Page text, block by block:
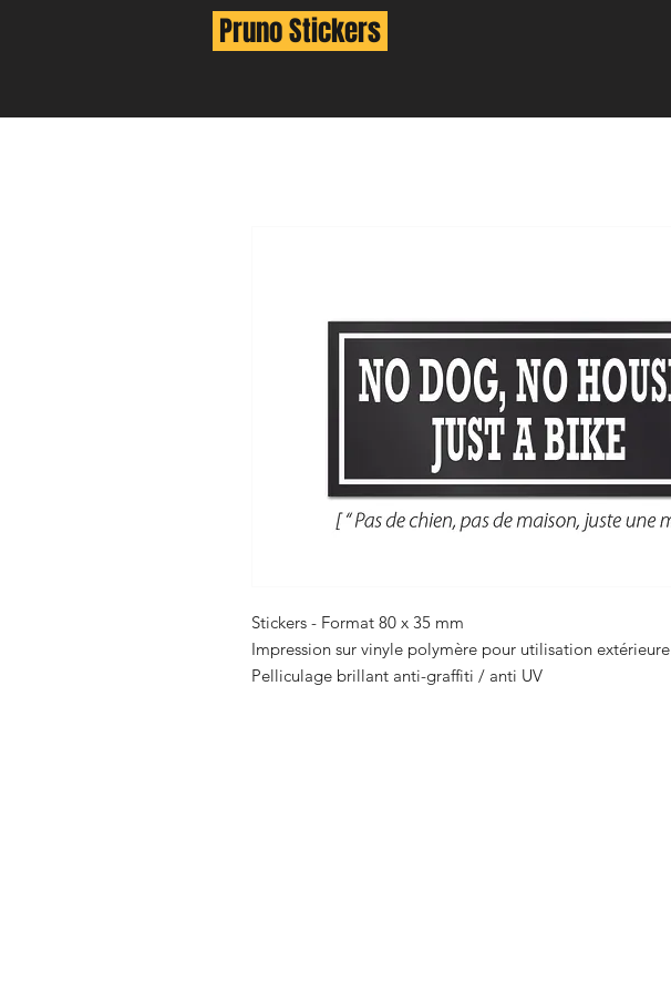
Stickers - Format 80 x 35 mm
Impression sur vinyle polymère pour utilisation extérieure
Pelliculage brillant anti-graffiti / anti UV
Pruno Stickers